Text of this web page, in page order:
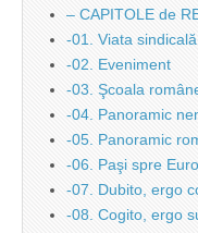
– CAPITOLE de
-01. Viata
-02. Eveniment
-03. Şcoala
-04. Panoramic
-05. Panoramic
-06. Paşi spre
-07. Dubito, ergo
-08. Cogito, ergo